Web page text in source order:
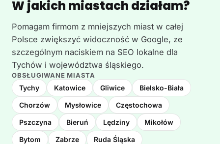
W jakich miastach działam?
Pomagam firmom z mniejszych miast w całej
Polsce zwiększyć widoczność w Google, ze
szczególnym naciskiem na SEO lokalne dla
Tychów i województwa śląskiego.
OBSŁUGIWANE MIASTA
Tychy Katowice Gliwice Bielsko-Biała
Chorzów Mysłowice Częstochowa
Pszczyna Bieruń Lędziny Mikołów
Bytom Zabrze Ruda Śląska